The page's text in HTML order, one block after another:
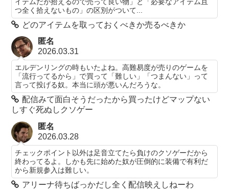
イテムだが拾えるので売って良い物」と「必要なアイテム且
つ全く拾えないもの」の区別がついて...
どのアイテムを取っておくべきか売るべきか
匿名
2026.03.31
エルデンリングの時もいたよね。高難易度が売りのゲームを
「流行ってるから」で買って「難しい」「つまんない」って
言って投げる奴。本当に頭が悪いんだろうな。
配信みて面白そうだったから買ったけどマップない
しすぐ死ぬしクソゲー
匿名
2026.03.28
チェックポイント以外は足音立てたら負けのクソゲーだから
終わってるよ。しかも先に始めた奴が圧倒的に装備で有利だ
から新規参入は難しい。
アリーナ待ちばっかだし全く配信映えしねーわ